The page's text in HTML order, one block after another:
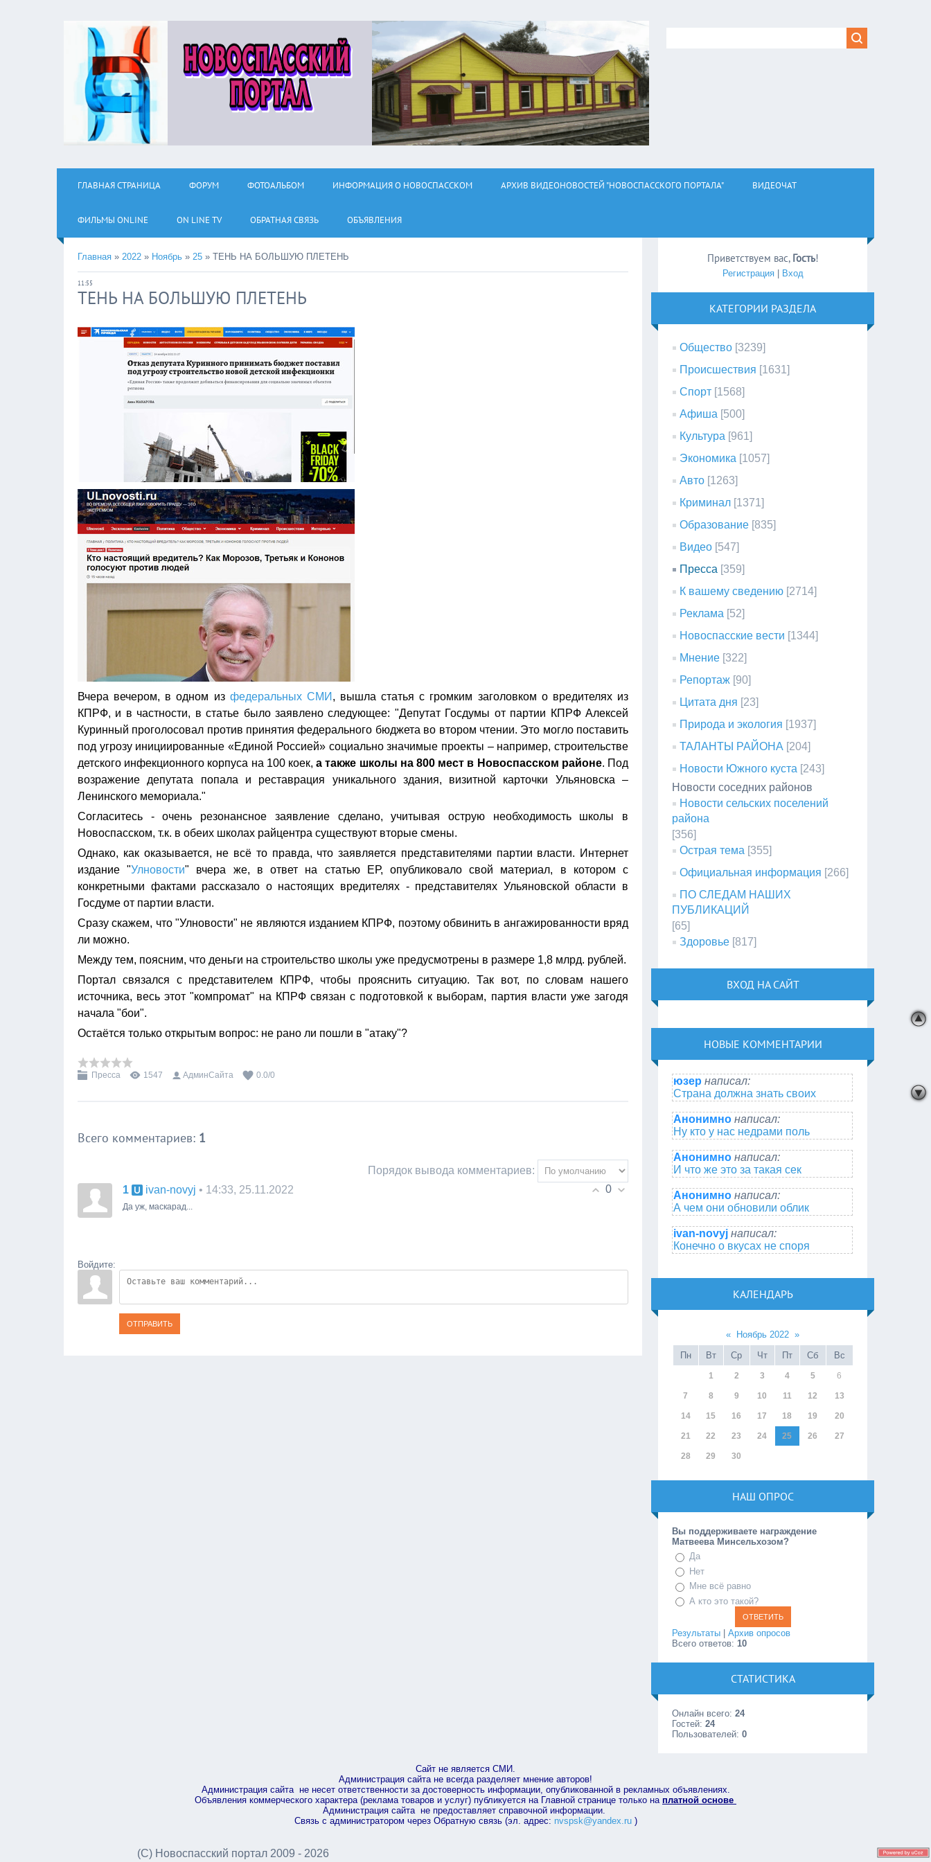
ГЛАВНАЯ СТРАНИЦА ФОРУМ ФОТОАЛЬБОМ ИНФОРМАЦИЯ О НОВОСПАССКОМ АРХИВ ВИДЕОНОВОСТЕЙ "НОВОСПАССКОГО ПОРТАЛА" ВИДЕОЧАТ
ФИЛЬМЫ ОNLINE ON LINE TV ОБРАТНАЯ СВЯЗЬ ОБЪЯВЛЕНИЯ
Главная » 2022 » Ноябрь » 25 » ТЕНЬ НА БОЛЬШУЮ ПЛЕТЕНЬ
11:55
ТЕНЬ НА БОЛЬШУЮ ПЛЕТЕНЬ
Вчера вечером, в одном из федеральных СМИ , вышла статья с громким заголовком о вредителях из
КПРФ, и в частности, в статье было заявлено следующее: "Депутат Госдумы от партии КПРФ Алексей
Куринный проголосовал против принятия федерального бюджета во втором чтении. Это могло поставить
под угрозу инициированные «Единой Россией» социально значимые проекты – например, строительстве
детского инфекционного корпуса на 100 коек,а также школы на 800 мест в Новоспасском районе. Под
возражение депутата попала и реставрация уникального здания, визитной карточки Ульяновска –
Ленинского мемориала."
Согласитесь - очень резонансное заявление сделано, учитывая острую необходимость школы в
Новоспасском, т.к. в обеих школах райцентра существуют вторые смены.
Однако, как оказывается, не всё то правда, что заявляется представителями партии власти. Интернет
издание "Улновости" вчера же, в ответ на статью ЕР, опубликовало свой материал, в котором с
конкретными фактами рассказало о настоящих вредителях - представителях Ульяновской области в
Госдуме от партии власти.
Сразу скажем, что "Улновости" не являются изданием КПРФ, поэтому обвинить в ангажированности вряд
ли можно.
Между тем, поясним, что деньги на строительство школы уже предусмотрены в размере 1,8 млрд. рублей.
Портал связался с представителем КПРФ, чтобы прояснить ситуацию. Так вот, по словам нашего
источника, весь этот "компромат" на КПРФ связан с подготовкой к выборам, партия власти уже загодя
начала "бои".
Остаётся только открытым вопрос: не рано ли пошли в "атаку"?
Пресса 1547 АдминСайта 0.0/0
Всего комментариев: 1
Порядок вывода комментариев:
0
1 ivan-novyj • 14:33, 25.11.2022
Да уж, маскарад...
Войдите:
ОТПРАВИТЬ
Приветствуем вас, Гость!
Регистрация| Вход
КАТЕГОРИИ РАЗДЕЛА
Общество [3239]
Происшествия [1631]
Спорт [1568]
Афиша [500]
Культура [961]
Экономика [1057]
Авто [1263]
Криминал [1371]
Образование [835]
Видео [547]
Пресса [359]
К вашему сведению [2714]
Реклама [52]
Новоспасские вести [1344]
Мнение [322]
Репортаж [90]
Цитата дня [23]
Природа и экология [1937]
ТАЛАНТЫ РАЙОНА [204]
Новости Южного куста [243]
Новости соседних районов
Новости сельских поселений
района
[356]
Острая тема [355]
Официальная информация [266]
ПО СЛЕДАМ НАШИХ
ПУБЛИКАЦИЙ
[65]
Здоровье [817]
ВХОД НА САЙТ
НОВЫЕ КОММЕНТАРИИ
юзер написал:
Страна должна знать своих
Анонимно написал:
Ну кто у нас недрами поль
Анонимно написал:
И что же это за такая сек
Анонимно написал:
А чем они обновили облик
ivan-novyj написал:
Конечно о вкусах не споря
КАЛЕНДАРЬ
« Ноябрь 2022 »
Пн
Вт Ср Чт Пт Сб Вс
1 2 3 4 5 6
7 8 9 10 11 12 13
14 15 16 17 18 19 20
21 22 23 24 25 26 27
28 29 30
НАШ ОПРОС
Вы поддерживаете награждение
Матвеева Минсельхозом?
Да
Нет
Мне всё равно
А кто это такой?
Результаты |Архив опросов
Всего ответов:10
СТАТИСТИКА
Онлайн всего:24
Гостей:24
Пользователей:0
Сайт не является СМИ.
Администрация сайта не всегда разделяет мнение авторов!
Администрация сайта не несет ответственности за достоверность информации, опубликованной в рекламных объявлениях.
Объявления коммерческого характера (реклама товаров и услуг) публикуется на Главной странице только на платной основе
Администрация сайта не предоставляет справочной информации.
Связь с администратором через Обратную связь (эл. адрес: nvspsk@yandex.ru)
(С) Новоспасский портал 2009 - 2026